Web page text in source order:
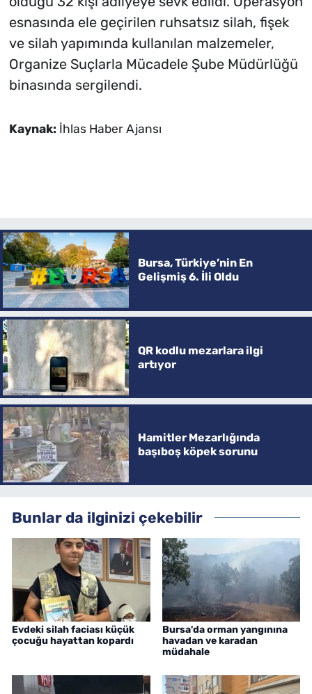
esnasında ele geçirilen ruhsatsız silah, fişek
ve silah yapımında kullanılan malzemeler,
Organize Suçlarla Mücadele Şube Müdürlüğü
binasında sergilendi.
Kaynak: İhlas Haber Ajansı
Bursa, Türkiye’nin En
Gelişmiş 6. İli Oldu
QR kodlu mezarlara ilgi
artıyor
Hamitler Mezarlığında
başıboş köpek sorunu
Bunlar da ilginizi çekebilir
Evdeki silah faciası küçük
çocuğu hayattan kopardı
Bursa'da orman yangınına
havadan ve karadan
müdahale